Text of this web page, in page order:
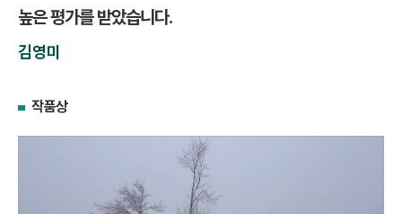
높은 평가를 받았습니다.
김영미
작품상